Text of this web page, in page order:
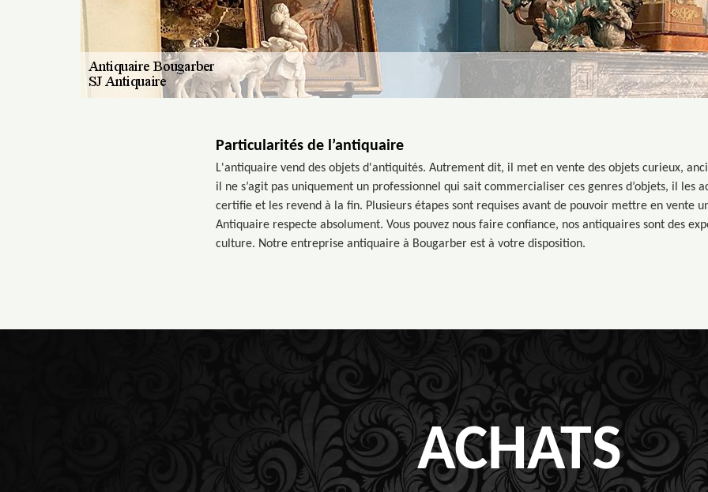
Particularités de l’antiquaire
L'antiquaire vend des objets d'antiquités. Autrement dit, il met en vente des objets curieux,
il ne s’agit pas uniquement un professionnel qui sait commercialiser ces genres d’objets, il les
certifie et les revend à la fin. Plusieurs étapes sont requises avant de pouvoir mettre en vente
Antiquaire respecte absolument. Vous pouvez nous faire confiance, nos antiquaires sont des
culture. Notre entreprise antiquaire à Bougarber est à votre disposition.
ACHATS